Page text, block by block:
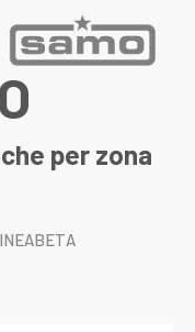
per zona